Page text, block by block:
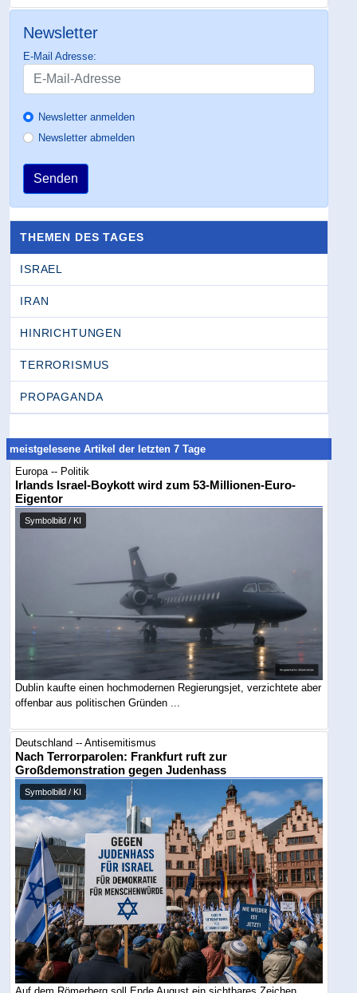
Newsletter
E-Mail Adresse:
Newsletter anmelden
Newsletter abmelden
Senden
THEMEN DES TAGES
ISRAEL
IRAN
HINRICHTUNGEN
TERRORISMUS
PROPAGANDA
meistgelesene Artikel der letzten 7 Tage
Europa -- Politik
Irlands Israel-Boykott wird zum 53-Millionen-Euro-
Eigentor
Symbolbild / KI
Dublin kaufte einen hochmodernen Regierungsjet, verzichtete aber
offenbar aus politischen Gründen ...
Deutschland -- Antisemitismus
Nach Terrorparolen: Frankfurt ruft zur
Großdemonstration gegen Judenhass
Symbolbild / KI